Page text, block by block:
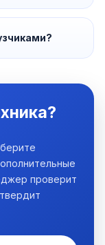
проверит